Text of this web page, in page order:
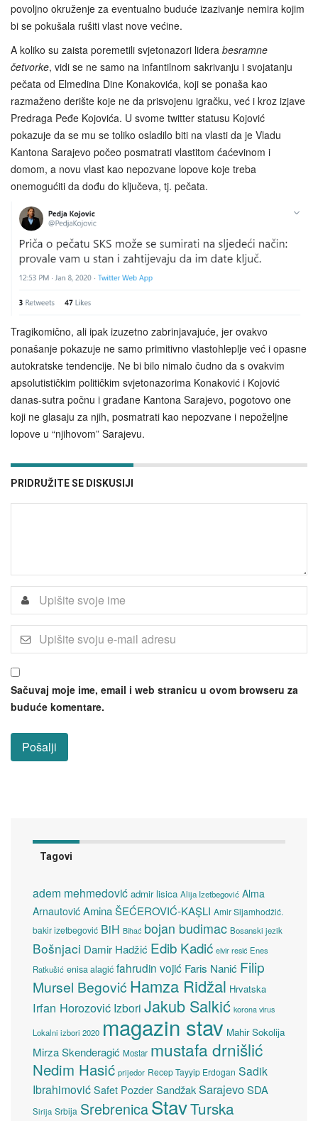
povoljno okruženje za eventualno buduće izazivanje nemira kojim
bi se pokušala rušiti vlast nove većine.
A koliko su zaista poremetili svjetonazori lidera besramne
četvorke, vidi se ne samo na infantilnom sakrivanju i svojatanju
pečata od Elmedina Dine Konakovića, koji se ponaša kao
razmaženo derište koje ne da prisvojenu igračku, već i kroz izjave
Predraga Peđe Kojovića. U svome twitter statusu Kojović
pokazuje da se mu se toliko osladilo biti na vlasti da je Vladu
Kantona Sarajevo počeo posmatrati vlastitom ćaćevinom i
domom, a novu vlast kao nepozvane lopove koje treba
onemogućiti da dođu do ključeva, tj. pečata.
Tragikomično, ali ipak izuzetno zabrinjavajuće, jer ovakvo
ponašanje pokazuje ne samo primitivno vlastohleplje već i opasne
autokratske tendencije. Ne bi bilo nimalo čudno da s ovakvim
apsolutističkim političkim svjetonazorima Konaković i Kojović
danas-sutra počnu i građane Kantona Sarajevo, pogotovo one
koji ne glasaju za njih, posmatrati kao nepozvane i nepoželjne
lopove u “njihovom” Sarajevu.
PRIDRUŽITE SE DISKUSIJI
Sačuvaj moje ime, email i web stranicu u ovom browseru za
buduće komentare.
Tagovi
adem mehmedović admir lisica Alija Izetbegović Alma
Arnautović Amina ŠEĆEROVIĆ-KAŞLI Amir Sijamhodžić.
bakir izetbegović BiH Bihać bojan budimac Bosanski jezik
Bošnjaci Damir Hadžić Edib Kadić elvir resić Enes
Ratkušić enisa alagić fahrudin vojić Faris Nanić Filip
Mursel Begović Hamza Ridžal Hrvatska
Irfan Horozović Izbori Jakub Salkić korona virus
Lokalni izbori 2020 magazin stav Mahir Sokolija
Mirza Skenderagić Mostar mustafa drnišlić
Nedim Hasić prijedor Recep Tayyip Erdogan Sadik
Ibrahimović Safet Pozder SandžakSarajevoSDA
Sirija Srbija SrebrenicaStavTurska